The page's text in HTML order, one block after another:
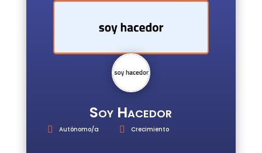
Soy Hacedor
Autónomo/a Crecimiento